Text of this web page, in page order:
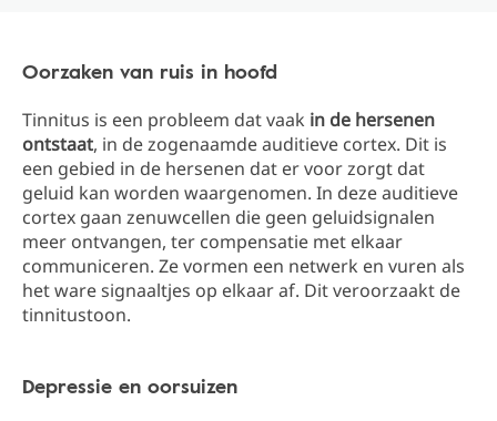
Oorzaken van ruis in hoofd
Tinnitus is een probleem dat vaak in de hersenen
ontstaat, in de zogenaamde auditieve cortex. Dit is
een gebied in de hersenen dat er voor zorgt dat
geluid kan worden waargenomen. In deze auditieve
cortex gaan zenuwcellen die geen geluidsignalen
meer ontvangen, ter compensatie met elkaar
communiceren. Ze vormen een netwerk en vuren als
het ware signaaltjes op elkaar af. Dit veroorzaakt de
tinnitustoon.
Depressie en oorsuizen